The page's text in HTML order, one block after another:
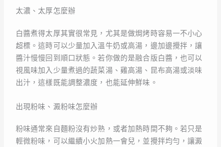
太濃、太厚怎麼辦
白醬煮得太厚其實很常見，尤其是做焗烤時容易一不小心
超標。這時可以少量加入溫牛奶或高湯，邊加邊攪拌，讓
醬汁慢慢回到順口狀態。若你做的是融合版白醬，也可以
視風味加入少量煮過的蔬菜湯、雞高湯、昆布高湯或淡味
出汁，這樣既能調整濃度，也能延伸鮮味。
出現粉味、澱粉味怎麼辦
粉味通常來自麵粉沒有炒熟，或者加熱時間不夠。若只是
輕微粉味，可以繼續小火加熱一會兒，並攪拌均勻，讓澱